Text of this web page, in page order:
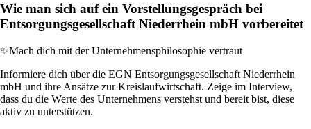
Wie man sich auf ein Vorstellungsgespräch bei
Entsorgungsgesellschaft Niederrhein mbH vorbereitet
✨Mach dich mit der Unternehmensphilosophie vertraut
Informiere dich über die EGN Entsorgungsgesellschaft Niederrhein
mbH und ihre Ansätze zur Kreislaufwirtschaft. Zeige im Interview,
dass du die Werte des Unternehmens verstehst und bereit bist, diese
aktiv zu unterstützen.